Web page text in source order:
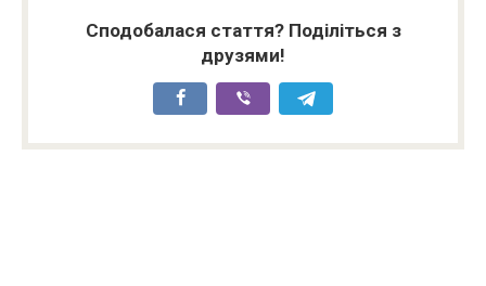
Сподобалася стаття? Поділіться з
друзями!